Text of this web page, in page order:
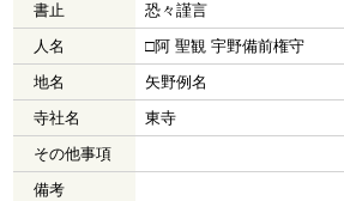
書止
恐々謹言
人名
□阿 聖観 宇野備前権守
地名
矢野例名
寺社名
東寺
その他事項
備考